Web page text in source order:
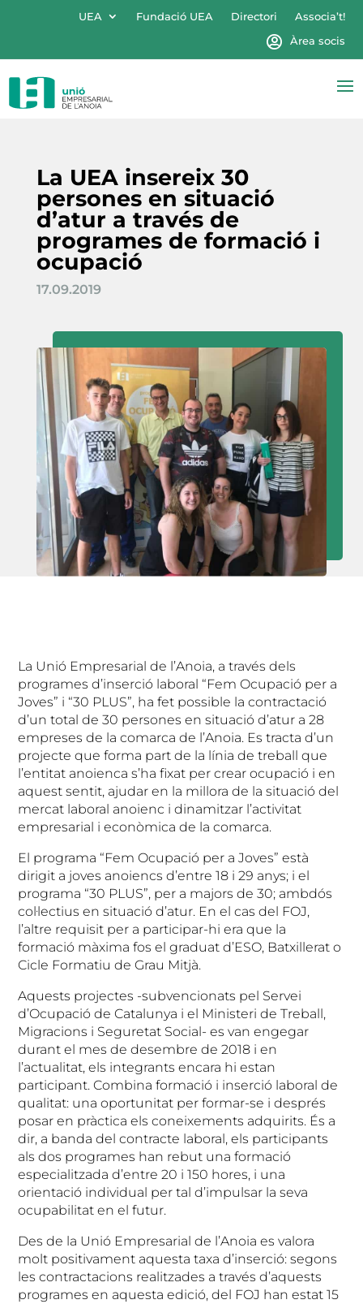
UEA Fundació UEA Directori
Associa’t!
Àrea socis
La UEA insereix 30
persones en situació
d’atur a través de
programes de formació i
ocupació
17.09.2019
La Unió Empresarial de l’Anoia, a través dels
programes d’inserció laboral “Fem Ocupació per a
Joves” i “30 PLUS”, ha fet possible la contractació
d’un total de 30 persones en situació d’atur a 28
empreses de la comarca de l’Anoia. Es tracta d’un
projecte que forma part de la línia de treball que
l’entitat anoienca s’ha fixat per crear ocupació i en
aquest sentit, ajudar en la millora de la situació del
mercat laboral anoienc i dinamitzar l’activitat
empresarial i econòmica de la comarca.
El programa “Fem Ocupació per a Joves” està
dirigit a joves anoiencs d’entre 18 i 29 anys; i el
programa “30 PLUS”, per a majors de 30; ambdós
col·lectius en situació d’atur. En el cas del FOJ,
l’altre requisit per a participar-hi era que la
formació màxima fos el graduat d’ESO, Batxillerat o
Cicle Formatiu de Grau Mitjà.
Aquests projectes -subvencionats pel Servei
d’Ocupació de Catalunya i el Ministeri de Treball,
Migracions i Seguretat Social- es van engegar
durant el mes de desembre de 2018 i en
l’actualitat, els integrants encara hi estan
participant. Combina formació i inserció laboral de
qualitat: una oportunitat per formar-se i després
posar en pràctica els coneixements adquirits. És a
dir, a banda del contracte laboral, els participants
als dos programes han rebut una formació
especialitzada d’entre 20 i 150 hores, i una
orientació individual per tal d’impulsar la seva
ocupabilitat en el futur.
Des de la Unió Empresarial de l’Anoia es valora
molt positivament aquesta taxa d’inserció: segons
les contractacions realitzades a través d’aquests
programes en aquesta edició, del FOJ han estat 15